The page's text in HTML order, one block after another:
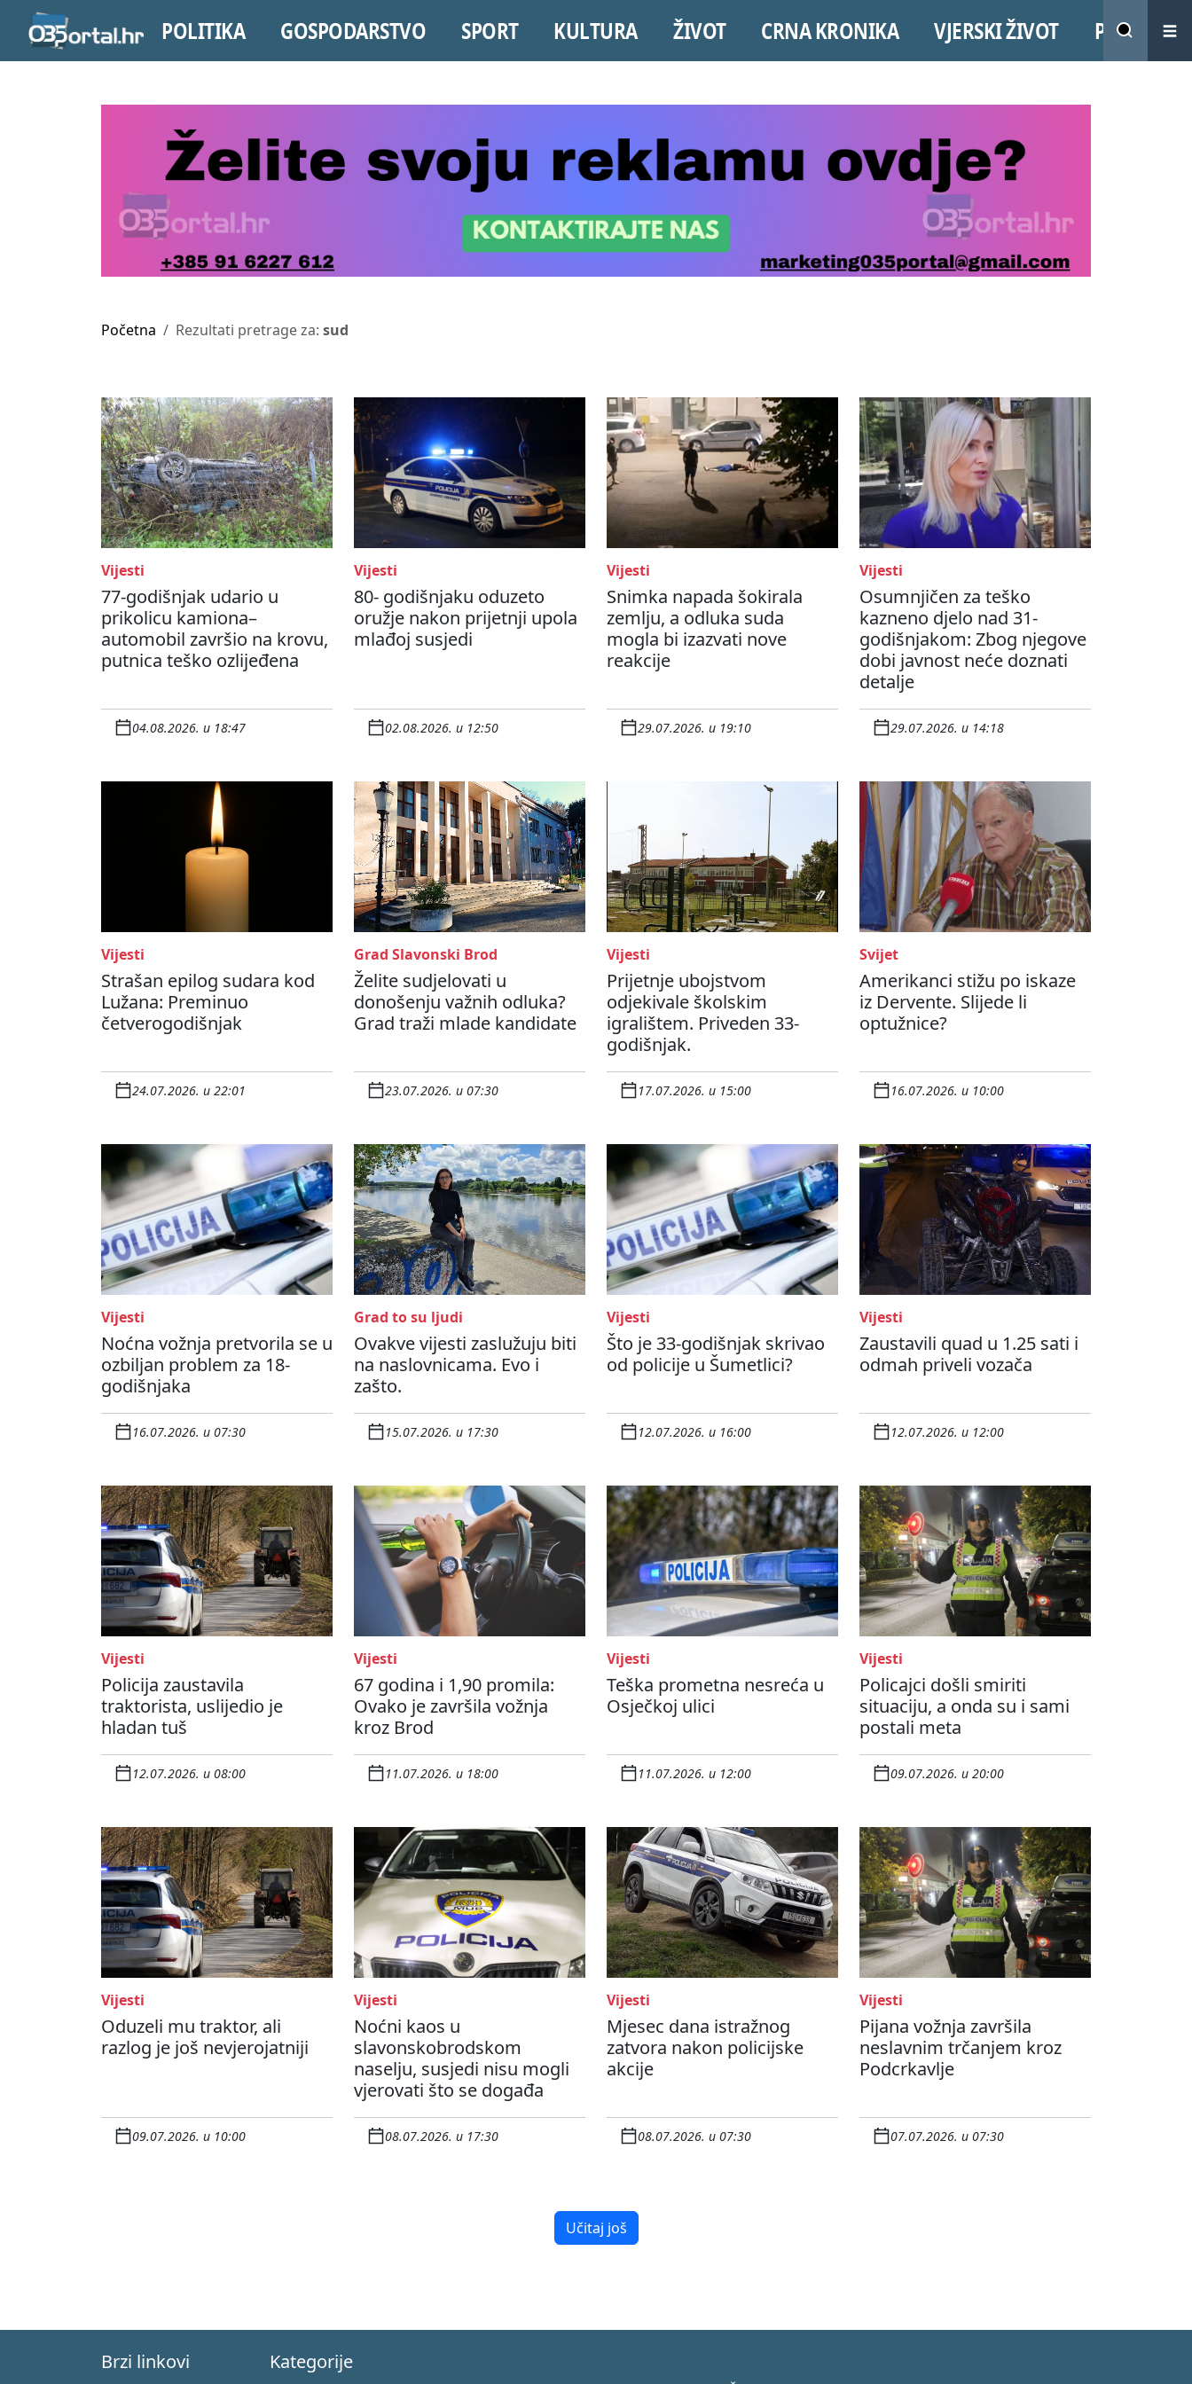
POLITIKA GOSPODARSTVO SPORT KULTURA ŽIVOT CRNA KRONIKA VJERSKI ŽIVOT PROMO
Početna Rezultati pretrage za: sud
Vijesti
77-godišnjak udario u
prikolicu kamiona–
automobil završio na krovu,
putnica teško ozlijeđena
04.08.2026. u 18:47
Vijesti
80- godišnjaku oduzeto
oružje nakon prijetnji upola
mlađoj susjedi
02.08.2026. u 12:50
Vijesti
Snimka napada šokirala
zemlju, a odluka suda
mogla bi izazvati nove
reakcije
29.07.2026. u 19:10
Vijesti
Osumnjičen za teško
kazneno djelo nad 31-
godišnjakom: Zbog njegove
dobi javnost neće doznati
detalje
29.07.2026. u 14:18
Vijesti
Strašan epilog sudara kod
Lužana: Preminuo
četverogodišnjak
24.07.2026. u 22:01
Grad Slavonski Brod
Želite sudjelovati u
donošenju važnih odluka?
Grad traži mlade kandidate
23.07.2026. u 07:30
Vijesti
Prijetnje ubojstvom
odjekivale školskim
igralištem. Priveden 33-
godišnjak.
17.07.2026. u 15:00
Svijet
Amerikanci stižu po iskaze
iz Dervente. Slijede li
optužnice?
16.07.2026. u 10:00
Vijesti
Noćna vožnja pretvorila se u
ozbiljan problem za 18-
godišnjaka
16.07.2026. u 07:30
Grad to su ljudi
Ovakve vijesti zaslužuju biti
na naslovnicama. Evo i
zašto.
15.07.2026. u 17:30
Vijesti
Što je 33-godišnjak skrivao
od policije u Šumetlici?
12.07.2026. u 16:00
Vijesti
Zaustavili quad u 1.25 sati i
odmah priveli vozača
12.07.2026. u 12:00
Vijesti
Policija zaustavila
traktorista, uslijedio je
hladan tuš
12.07.2026. u 08:00
Vijesti
67 godina i 1,90 promila:
Ovako je završila vožnja
kroz Brod
11.07.2026. u 18:00
Vijesti
Teška prometna nesreća u
Osječkoj ulici
11.07.2026. u 12:00
Vijesti
Policajci došli smiriti
situaciju, a onda su i sami
postali meta
09.07.2026. u 20:00
Vijesti
Oduzeli mu traktor, ali
razlog je još nevjerojatniji
09.07.2026. u 10:00
Vijesti
Noćni kaos u
slavonskobrodskom
naselju, susjedi nisu mogli
vjerovati što se događa
08.07.2026. u 17:30
Vijesti
Mjesec dana istražnog
zatvora nakon policijske
akcije
08.07.2026. u 07:30
Vijesti
Pijana vožnja završila
neslavnim trčanjem kroz
Podcrkavlje
07.07.2026. u 07:30
Učitaj još
Brzi linkovi Kategorije